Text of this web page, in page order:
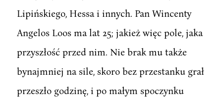
Lipińskiego, Hessa i innych. Pan Wincenty
Angelos Loos ma lat 25; jakież więc pole, jaka
przyszłość przed nim. Nie brak mu także
bynajmniej na sile, skoro bez przestanku grał
przeszło godzinę, i po małym spoczynku